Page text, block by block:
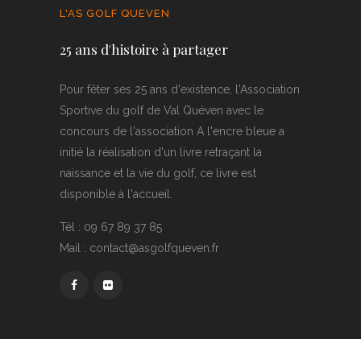
L'AS GOLF QUEVEN
25 ans d'histoire à partager
Pour fêter ses 25 ans d'existence, l'Association
Sportive du golf de Val Quéven avec le
concours de l'association A l'encre bleue a
initié la réalisation d'un livre retraçant la
naissance et la vie du golf, ce livre est
disponible à l'accueil.
Tél : 09 67 89 37 85
Mail : contact@asgolfqueven.fr